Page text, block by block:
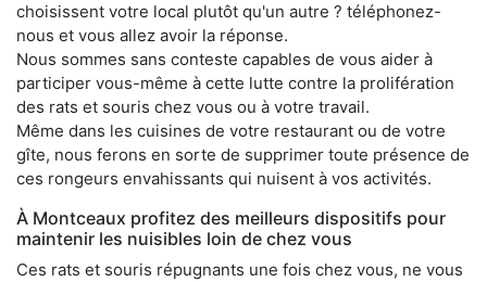
choisissent votre local plutôt qu'un autre ? téléphonez-
nous et vous allez avoir la réponse.
Nous sommes sans conteste capables de vous aider à
participer vous-même à cette lutte contre la prolifération
des rats et souris chez vous ou à votre travail.
Même dans les cuisines de votre restaurant ou de votre
gîte, nous ferons en sorte de supprimer toute présence de
ces rongeurs envahissants qui nuisent à vos activités.
À Montceaux profitez des meilleurs dispositifs pour
maintenir les nuisibles loin de chez vous
Ces rats et souris répugnants une fois chez vous, ne vous